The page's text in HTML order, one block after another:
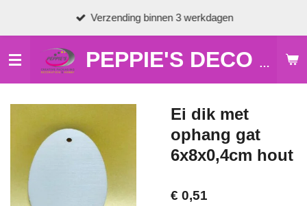
de
hoofdinhoud
PEPPIE'S DECO & HOBBY
Verzending binnen 3 werkdagen
Ei dik met
ophang gat
6x8x0,4cm hout
€ 0,51